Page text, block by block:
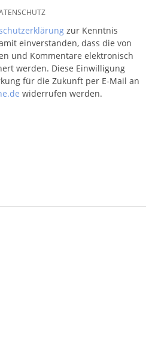
zur Kenntnis
einverstanden, dass die von
und Kommentare elektronisch
werden. Diese Einwilligung
für die Zukunft per E-Mail an
widerrufen werden.